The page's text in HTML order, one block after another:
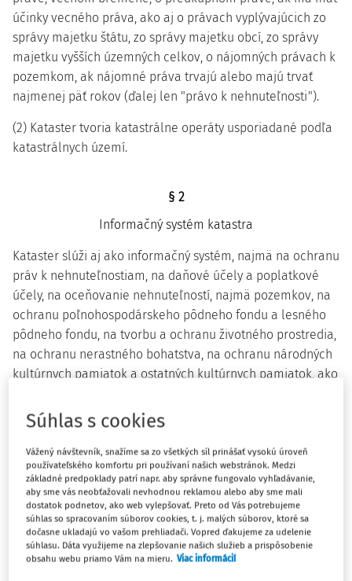
účinky vecného práva, ako aj o právach vyplývajúcich zo
správy majetku štátu, zo správy majetku obcí, zo správy
majetku vyšších územných celkov, o nájomných právach k
pozemkom, ak nájomné práva trvajú alebo majú trvať
najmenej päť rokov (ďalej len "právo k nehnuteľnosti").
(2) Kataster tvoria katastrálne operáty usporiadané podľa
katastrálnych území.
§ 2
Informačný systém katastra
Kataster slúži aj ako informačný systém, najmä na ochranu
práv k nehnuteľnostiam, na daňové účely a poplatkové
účely, na oceňovanie nehnuteľností, najmä pozemkov, na
ochranu poľnohospodárskeho pôdneho fondu a lesného
pôdneho fondu, na tvorbu a ochranu životného prostredia,
na ochranu nerastného bohatstva, na ochranu národných
kultúrnych pamiatok a ostatných kultúrnych pamiatok, ako
budovanie ďalších informačných systémov o
nehnuteľnostiach.
§ 3
Vymedzenie niektorých pojmov
(1) Pozemkom sa rozumie časť zemského povrchu
oddelená od susedných častí hranicou územnej správnej
Súhlas s cookies
Vážený návštevník, snažíme sa zo všetkých síl prinášať vysokú úroveň
používateľského komfortu pri používaní našich webstránok. Medzi
základné predpoklady patrí napr. aby správne fungovalo vyhľadávanie,
aby sme vás neobťažovali nevhodnou reklamou alebo aby sme mali
dostatok podnetov, ako web vylepšovať. Preto od Vás potrebujeme
súhlas so spracovaním súborov cookies, t. j. malých súborov, ktoré sa
dočasne ukladajú vo vašom prehliadači. Vopred ďakujeme za udelenie
súhlasu. Dáta využijeme na zlepšovanie našich služieb a prispôsobenie
obsahu webu priamo Vám na mieru. Viac informácií